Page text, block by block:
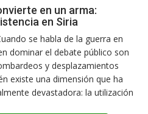
en un arma:
en Siria
se habla de la guerra en
dominar el debate público son
y desplazamientos
existe una dimensión que ha
devastadora: la utilización